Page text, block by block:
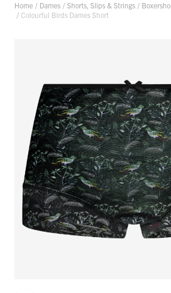
Home / Dames / Shorts, Slips & Strings /
/ Colourful Birds Dames Short